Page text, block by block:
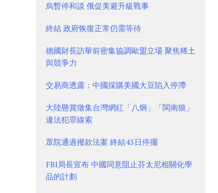
烏暫停和談 俄促美避升級戰事
終結 政府恢復正常仍需等待
德國財長訪華前密集協調歐盟立場 聚焦稀土
與競爭力
交易商透露：中國採購美國大豆陷入停滯
大陸懸賞徵集台灣網紅「八炯」「閩南狼」
違法犯罪線索
眾院通過撥款法案 終結43日停擺
FBI局長宣布 中國同意阻止芬太尼相關化學
品的計劃